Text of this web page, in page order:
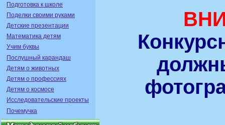
Подготовка к школе
Поделки своими руками
Детские презентации
Математика детям
Учим буквы
Послушный карандаш
Детям о животных
Детям о профессиях
Детям о космосе
Исследовательские проекты
Почемучка